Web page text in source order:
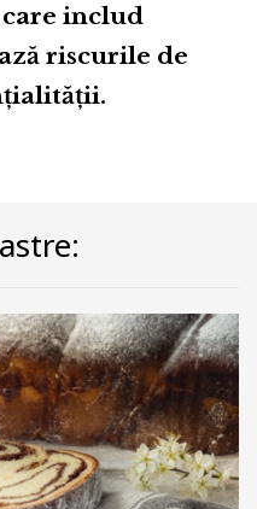
includ
riscurile de